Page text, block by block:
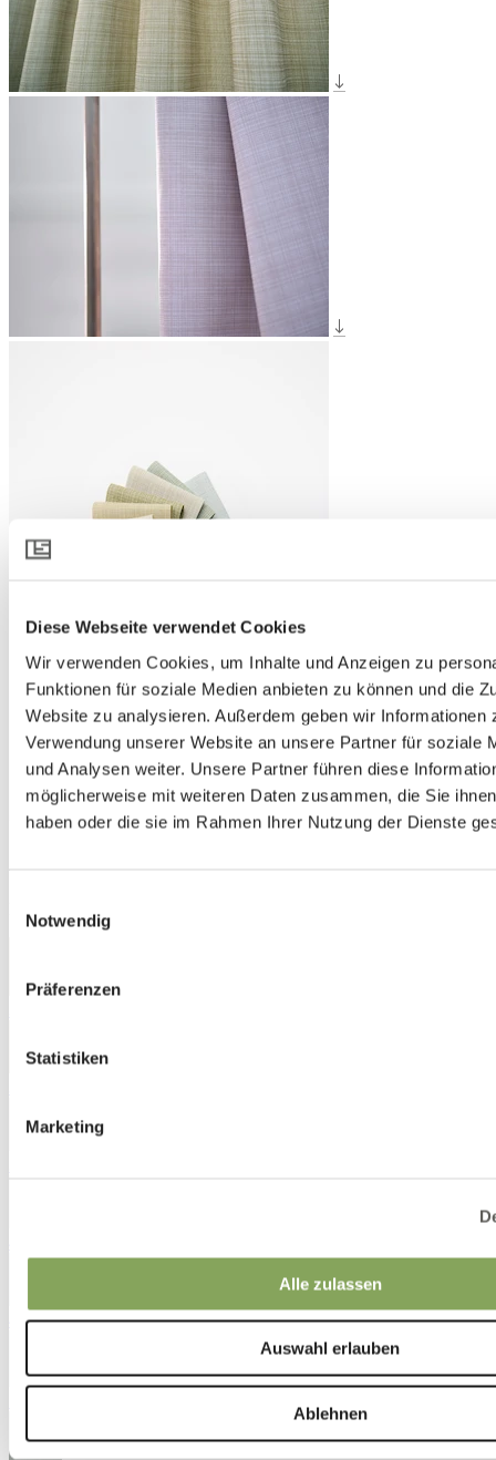
Diese Webseite verwendet Cookies
Wir verwenden Cookies, um Inhalte und Anzeigen zu
Funktionen für soziale Medien anbieten zu können und die
Website zu analysieren. Außerdem geben wir Informationen
Verwendung unserer Website an unsere Partner für soziale
und Analysen weiter. Unsere Partner führen diese
möglicherweise mit weiteren Daten zusammen, die Sie
haben oder die sie im Rahmen Ihrer Nutzung der Dienste
Notwendig
Präferenzen
Statistiken
Marketing
Alle zulassen
Auswahl erlauben
Ablehnen
4331